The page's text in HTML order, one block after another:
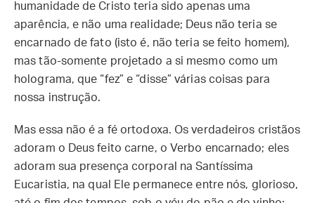
humanidade de Cristo teria sido apenas uma
aparência, e não uma realidade; Deus não teria se
encarnado de fato (isto é, não teria se feito homem),
mas tão-somente projetado a si mesmo como um
holograma, que “fez” e “disse” várias coisas para
nossa instrução.
Mas essa não é a fé ortodoxa. Os verdadeiros cristãos
adoram o Deus feito carne, o Verbo encarnado; eles
adoram sua presença corporal na Santíssima
Eucaristia, na qual Ele permanece entre nós, glorioso,